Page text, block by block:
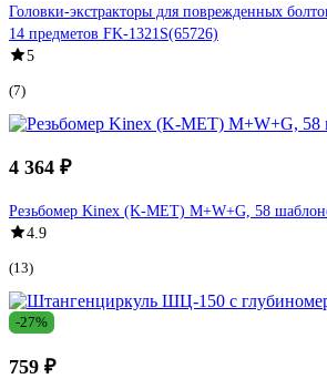
Головки-экстракторы для поврежденных
14 предметов FK-1321S(65726)
5
(7)
4 364 ₽
Резьбомер Kinex (K-MET) М+W+G, 58
4.9
(13)
-27%
759 ₽